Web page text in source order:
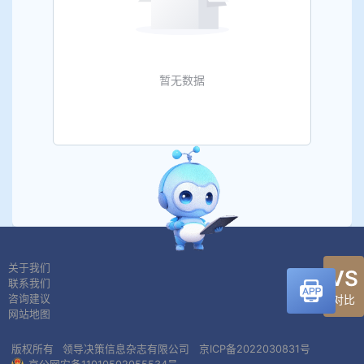
暂无数据
VS
对比
关于我们
联系我们
咨询建议
网站地图
版权所有 领导决策信息杂志有限公司
京ICP备2022030831号